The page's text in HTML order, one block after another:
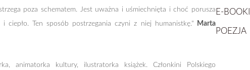
E-BOOKI
POEZJA
poza schematem. Jest uważna i uśmiechnięta i choć porusza
Ten sposób postrzegania czyni z niej humanistkę." Marta
animatorka kultury, ilustratorka książek. Członkini Polskiego